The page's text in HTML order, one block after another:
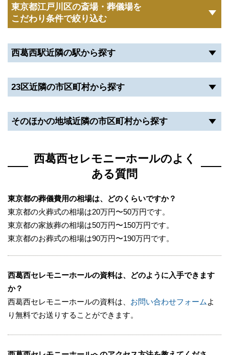
「西葛西駅」から徒歩3分です。
さらに「都道450号線」沿いにあり、駐車場を完備し
ているので、江戸川区各方面からアクセスしやすい立
地です。
江戸川区在住の方は、アクセス面や宿泊のことを考え
西葛西セレモニーホールは、大きな式場を完備してお
に対応しています。
故人様やご家族が希望の葬儀形式を実現することが可
また対応不可能宗派はなく、以下の葬儀にも対応して
います。
お別れ会（無宗教）
友人葬
ー、映像によるライフギャラリーなど故人様の人生を
たい方におすすめです。
東京都江戸川区の斎場・葬儀場を
こだわり条件で絞り込む
西葛西駅近隣の駅から探す
23区近隣の市区町村から探す
そのほかの地域近隣の市区町村から探す
西葛西セレモニーホールのよく
ある質問
東京都の葬儀費用の相場は、どのくらいですか？
東京都の火葬式の相場は20万円〜50万円です。
東京都の家族葬の相場は50万円〜150万円です。
東京都のお葬式の相場は90万円〜190万円です。
西葛西セレモニーホールの資料は、どのように入手できます
か？
西葛西セレモニーホールの資料は、 お問い合わせフォーム よ
り無料でお送りすることができます。